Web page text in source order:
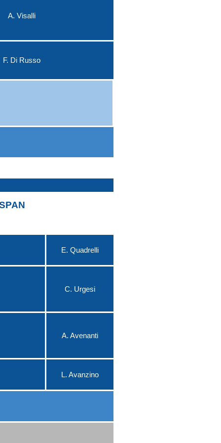
A. Visalli
F. Di Russo
E. Quadrelli
C. Urgesi
A. Avenanti
L. Avanzino